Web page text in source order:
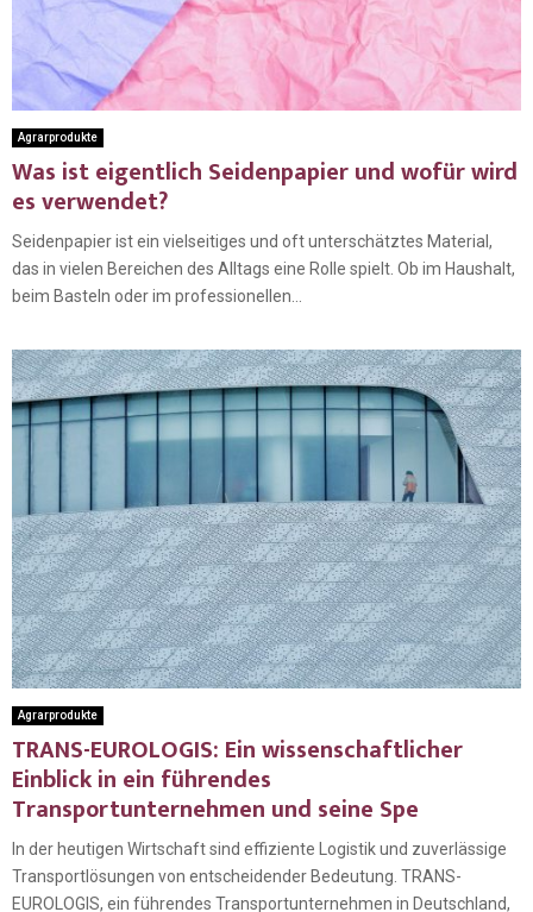
Agrarprodukte
Was ist eigentlich Seidenpapier und wofür wird
es verwendet?
Seidenpapier ist ein vielseitiges und oft unterschätztes Material,
das in vielen Bereichen des Alltags eine Rolle spielt. Ob im Haushalt,
beim Basteln oder im professionellen...
Agrarprodukte
TRANS-EUROLOGIS: Ein wissenschaftlicher
Einblick in ein führendes
Transportunternehmen und seine Spe
In der heutigen Wirtschaft sind effiziente Logistik und zuverlässige
Transportlösungen von entscheidender Bedeutung. TRANS-
EUROLOGIS, ein führendes Transportunternehmen in Deutschland,